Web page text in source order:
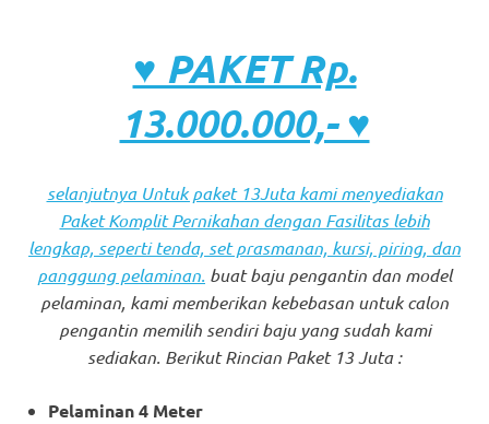
♥ PAKET Rp.
13.000.000,- ♥
selanjutnya Untuk paket 13Juta kami menyediakan
Paket Komplit Pernikahan dengan Fasilitas lebih
lengkap, seperti tenda, set prasmanan, kursi, piring, dan
panggung pelaminan. buat baju pengantin dan model
pelaminan, kami memberikan kebebasan untuk calon
pengantin memilih sendiri baju yang sudah kami
sediakan. Berikut Rincian Paket 13 Juta :
Pelaminan 4 Meter